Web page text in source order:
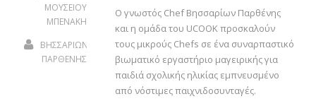
ΜΟΥΣΕΙΟΥ
ΜΠΕΝΑΚΗ
ΒΗΣΣΑΡΙΩΝ
ΠΑΡΘΕΝΗΣ
Ο γνωστός Chef Βησσαρίων Παρθένης
και η ομάδα του UCOOK προσκαλούν
τους μικρούς Chefs σε ένα συναρπαστικό
βιωματικό εργαστήριο μαγειρικής για
παιδιά σχολικής ηλικίας εμπνευσμένο
από νόστιμες παιχνιδοσυνταγές.